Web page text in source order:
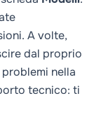
A volte,
dal proprio
nella
tecnico: ti